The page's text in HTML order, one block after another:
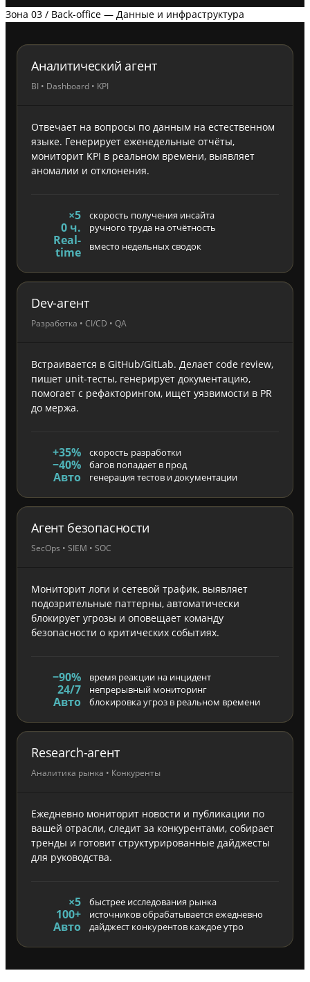
Зона 03 / Back-office — Данные и инфраструктура
Аналитический агент
BI • Dashboard • KPI
Отвечает на вопросы по данным на естественном
языке. Генерирует еженедельные отчёты,
мониторит KPI в реальном времени, выявляет
аномалии и отклонения.
×5 скорость получения инсайта
0 ч. ручного труда на отчётность
Real-
time
вместо недельных сводок
Dev-агент
Разработка • CI/CD • QA
Встраивается в GitHub/GitLab. Делает code review,
пишет unit-тесты, генерирует документацию,
помогает с рефакторингом, ищет уязвимости в PR
до мержа.
+35% скорость разработки
−40% багов попадает в прод
Авто генерация тестов и документации
Агент безопасности
SecOps • SIEM • SOC
Мониторит логи и сетевой трафик, выявляет
подозрительные паттерны, автоматически
блокирует угрозы и оповещает команду
безопасности о критических событиях.
−90% время реакции на инцидент
24/7 непрерывный мониторинг
Авто блокировка угроз в реальном времени
Research-агент
Аналитика рынка • Конкуренты
Ежедневно мониторит новости и публикации по
вашей отрасли, следит за конкурентами, собирает
тренды и готовит структурированные дайджесты
для руководства.
×5 быстрее исследования рынка
100+ источников обрабатывается ежедневно
Авто дайджест конкурентов каждое утро